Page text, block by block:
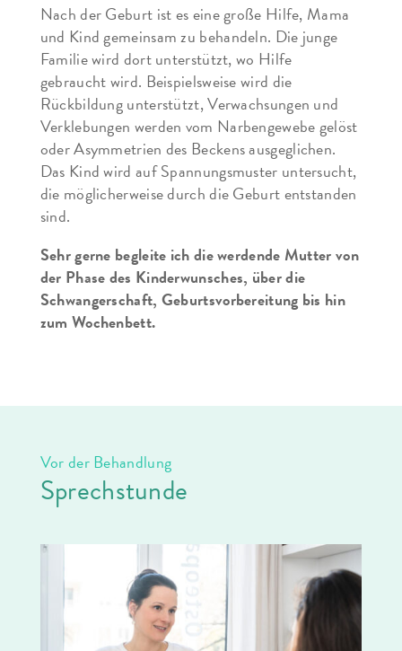
Nach der Geburt ist es eine große Hilfe, Mama
und Kind gemeinsam zu behandeln. Die junge
Familie wird dort unterstützt, wo Hilfe
gebraucht wird. Beispielsweise wird die
Rückbildung unterstützt, Verwachsungen und
Verklebungen werden vom Narbengewebe gelöst
oder Asymmetrien des Beckens ausgeglichen.
Das Kind wird auf Spannungsmuster untersucht,
die möglicherweise durch die Geburt entstanden
sind.
Sehr gerne begleite ich die werdende Mutter von
der Phase des Kinderwunsches, über die
Schwangerschaft, Geburtsvorbereitung bis hin
zum Wochenbett.
Vor der Behandlung
Sprechstunde